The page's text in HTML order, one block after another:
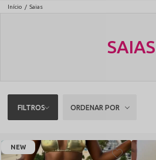
Início Saias
SAIAS
FILTROS ORDENAR POR
NEW